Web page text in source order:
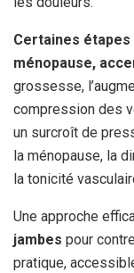
Certaines
ménopause,
grossesse,
compression des
un surcroît de
la ménopause, la
la tonicité
Une approche
jambes pour
pratique,